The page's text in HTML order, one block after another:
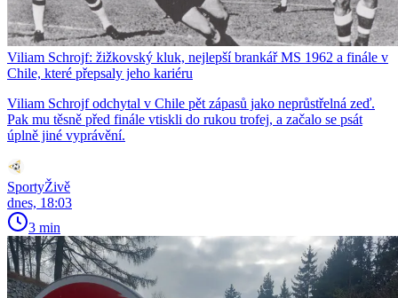
Viliam Schrojf: žižkovský kluk, nejlepší brankář MS 1962 a finále v
Chile, které přepsaly jeho kariéru
Viliam Schrojf odchytal v Chile pět zápasů jako neprůstřelná zeď.
Pak mu těsně před finále vtiskli do rukou trofej, a začalo se psát
úplně jiné vyprávění.
SportyŽivě
dnes, 18:03
3 min